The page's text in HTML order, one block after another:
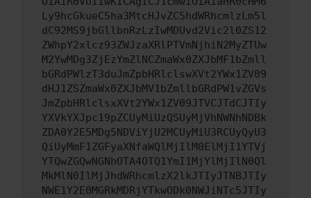
Ly9hcGkueC5ha3MtcHJvZC5hdWRhcmlzLm5l
dC92MS9jbGllbnRzLzIwMDUvd2Vic2l0ZS12
ZWhpY2xlcz93ZWJzaXRlPTVmNjhiN2MyZTUw
M2YwMDg3ZjEzYmZlNCZmaWx0ZXJbMF1bZmll
bGRdPWlzT3duJmZpbHRlclswXVt2YWx1ZV09
dHJ1ZSZmaWx0ZXJbMV1bZmllbGRdPW1vZGVs
JmZpbHRlclsxXVt2YWx1ZV09JTVCJTdCJTIy
YXVkYXJpc19pZCUyMiUzQSUyMjVhNWNhNDBk
ZDA0Y2E5MDg5NDViYjU2MCUyMiU3RCUyQyU3
QiUyMmF1ZGFyaXNfaWQlMjIlM0ElMjI1YTVj
YTQwZGQwNGNhOTA4OTQ1YmI1MjYlMjIlN0Ql
MkMlN0IlMjJhdWRhcmlzX2lkJTIyJTNBJTIy
NWE1Y2E0MGRkMDRjYTkwODk0NWJiNTc5JTIy